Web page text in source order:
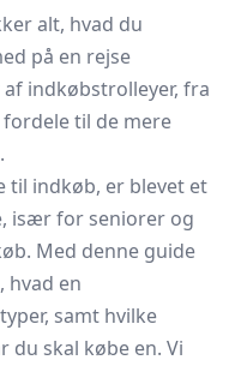
alt, hvad du
på en rejse
indkøbstrolleyer, fra
til de mere
indkøb, er blevet et
især for seniorer og
Med denne guide
hvad en
samt hvilke
du skal købe en. Vi